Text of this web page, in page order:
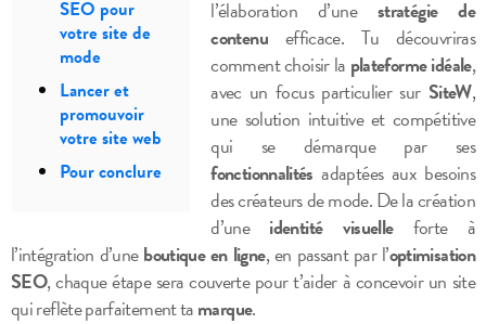
SEO pour
votre site de
mode
Lancer et
promouvoir
votre site web
Pour conclure
l’élaboration d’une stratégie de
contenuefficace. Tu découvriras
comment choisir la plateforme idéale,
avec un focus particulier sur SiteW,
une solution intuitive et compétitive
qui se démarque par ses
fonctionnalités adaptées aux besoins
des créateurs de mode. De la création
d’une identité visuelleforte à
l’intégration d’uneboutique en ligne, en passant par l’optimisation
SEO, chaque étape sera couverte pour t’aider à concevoir un site
qui reflète parfaitement tamarque.